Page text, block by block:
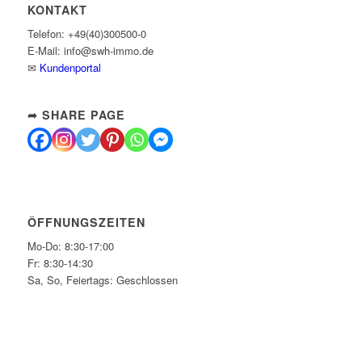
KONTAKT
Telefon: +49(40)300500-0
E-Mail: info@swh-immo.de
✉ Kundenportal
➦ SHARE PAGE
ÖFFNUNGSZEITEN
Mo-Do: 8:30-17:00
Fr: 8:30-14:30
Sa, So, Feiertags: Geschlossen